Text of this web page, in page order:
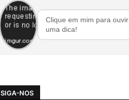
Clique em mim para ouvir
uma dica!
SIGA-NOS